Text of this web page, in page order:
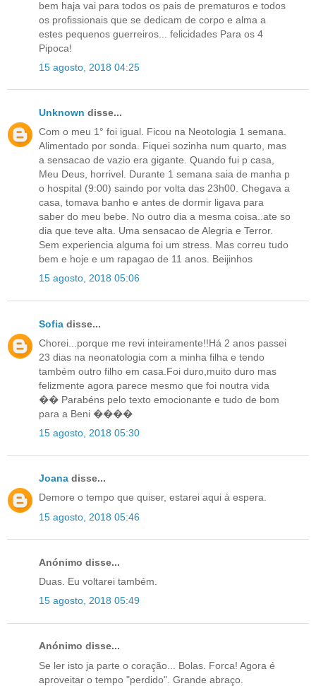
bem haja vai para todos os pais de prematuros e todos
os profissionais que se dedicam de corpo e alma a
estes pequenos guerreiros... felicidades Para os 4
Pipoca!
15 agosto, 2018 04:25
Unknown disse...
Com o meu 1° foi igual. Ficou na Neotologia 1 semana.
Alimentado por sonda. Fiquei sozinha num quarto, mas
a sensacao de vazio era gigante. Quando fui p casa,
Meu Deus, horrivel. Durante 1 semana saia de manha p
o hospital (9:00) saindo por volta das 23h00. Chegava a
casa, tomava banho e antes de dormir ligava para
saber do meu bebe. No outro dia a mesma coisa..ate so
dia que teve alta. Uma sensacao de Alegria e Terror.
Sem experiencia alguma foi um stress. Mas correu tudo
bem e hoje e um rapagao de 11 anos. Beijinhos
15 agosto, 2018 05:06
Sofia disse...
Chorei...porque me revi inteiramente!!Há 2 anos passei
23 dias na neonatologia com a minha filha e tendo
também outro filho em casa.Foi duro,muito duro mas
felizmente agora parece mesmo que foi noutra vida
�� Parabéns pelo texto emocionante e tudo de bom
para a Beni ����
15 agosto, 2018 05:30
Joana disse...
Demore o tempo que quiser, estarei aqui à espera.
15 agosto, 2018 05:46
Anónimo disse...
Duas. Eu voltarei também.
15 agosto, 2018 05:49
Anónimo disse...
Se ler isto ja parte o coração... Bolas. Forca! Agora é
aproveitar o tempo "perdido". Grande abraço.